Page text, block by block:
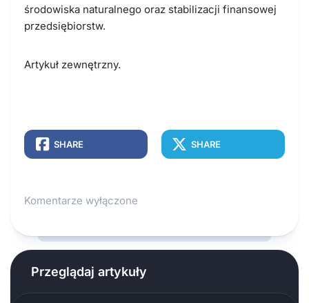
środowiska naturalnego oraz stabilizacji finansowej
przedsiębiorstw.
Artykuł zewnętrzny.
SHARE SHARE
Komentarze wyłączone
Przeglądaj artykuły